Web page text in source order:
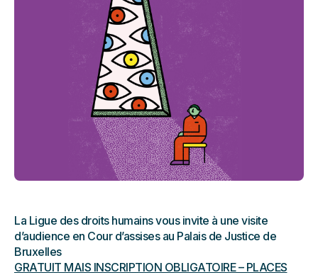
La Ligue des droits humains vous invite à une visite
d’audience en Cour d’assises au Palais de Justice de
Bruxelles
GRATUIT MAIS INSCRIPTION OBLIGATOIRE – PLACES